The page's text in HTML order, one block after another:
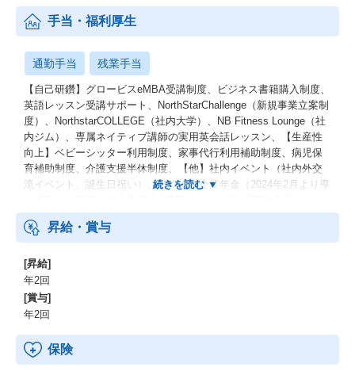
手当・福利厚生
通勤手当 残業手当
【自己研鑽】グロービスeMBA受講制度、ビジネス書籍購入制度、
英語レッスン受講サポート、NorthStarChallenge（新規事業立案制
度）、NorthstarCOLLEGE（社内大学）、NB Fitness Lounge（社
内ジム）、専属ネイティブ講師の実用英会話レッスン、【生産性
向上】ベビーシッター利用制度、家事代行利用補助制度、病児保
育補助制度、介護支援半休制度、【他】社内イベント（社内外交
流イベント、誕生日祝い）、はぐくみ企業年金（2024年2月より導
備えた年金制度です。
昇給・賞与
[昇給]
年2回
[賞与]
年2回
保険